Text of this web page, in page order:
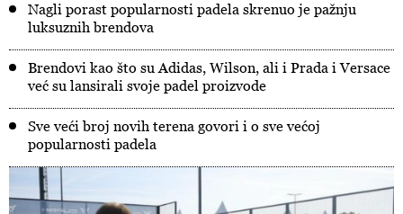
Nagli porast popularnosti padela skrenuo je pažnju
luksuznih brendova
Brendovi kao što su Adidas, Wilson, ali i Prada i Versace
već su lansirali svoje padel proizvode
Sve veći broj novih terena govori i o sve većoj
popularnosti padela